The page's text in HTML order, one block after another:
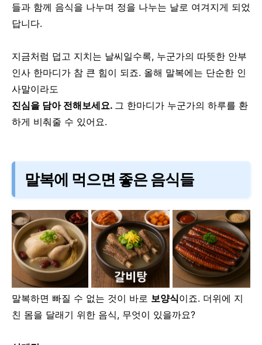
들과 함께 음식을 나누며 정을 나누는 날로 여겨지게 되었
답니다.
지금처럼 덥고 지치는 날씨일수록, 누군가의 따뜻한 안부
인사 한마디가 참 큰 힘이 되죠. 올해 말복에는 단순한 인
사말이라도
진심을 담아 전해보세요. 그 한마디가 누군가의 하루를 환
하게 비춰줄 수 있어요.
말복에 먹으면 좋은 음식들
말복하면 빠질 수 없는 것이 바로 보양식이죠. 더위에 지
친 몸을 달래기 위한 음식, 무엇이 있을까요?